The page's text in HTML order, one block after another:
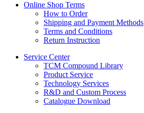
Online Shop Terms
How to Order
Shipping and Payment Methods
Terms and Conditions
Return Instruction
Service Center
TCM Compound Library
Product Service
Technology Services
R&D and Custom Process
Catalogue Download